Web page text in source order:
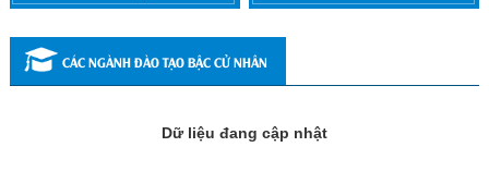
CÁC NGÀNH ĐÀO TẠO BẬC CỬ NHÂN
Dữ liệu đang cập nhật